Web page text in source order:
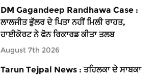
DM Gagandeep Randhawa Case :
ਲਾਲਜੀਤ ਭੁੱਲਰ ਦੇ ਪਿਤਾ ਨਹੀਂ ਮਿਲੀ ਰਾਹਤ,
ਹਾਈਕੋਰਟ ਨੇ ਫੋਨ ਰਿਕਾਰਡ ਕੀਤਾ ਤਲਬ
August 7th 2026
Tarun Tejpal News : ਤਹਿਲਕਾ ਦੇ ਸਾਬਕਾ